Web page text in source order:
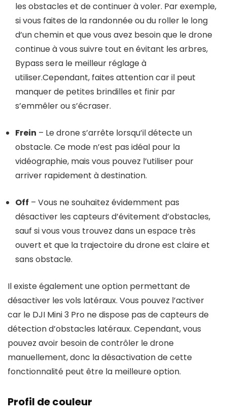
les obstacles et de continuer à voler. Par exemple,
si vous faites de la randonnée ou du roller le long
d’un chemin et que vous avez besoin que le drone
continue à vous suivre tout en évitant les arbres,
Bypass sera le meilleur réglage à
utiliser.Cependant, faites attention car il peut
manquer de petites brindilles et finir par
s’emmêler ou s’écraser.
Frein – Le drone s’arrête lorsqu’il détecte un
obstacle. Ce mode n’est pas idéal pour la
vidéographie, mais vous pouvez l’utiliser pour
arriver rapidement à destination.
Off – Vous ne souhaitez évidemment pas
désactiver les capteurs d’évitement d’obstacles,
sauf si vous vous trouvez dans un espace très
ouvert et que la trajectoire du drone est claire et
sans obstacle.
Il existe également une option permettant de
désactiver les vols latéraux. Vous pouvez l’activer
car le DJI Mini 3 Pro ne dispose pas de capteurs de
détection d’obstacles latéraux. Cependant, vous
pouvez avoir besoin de contrôler le drone
manuellement, donc la désactivation de cette
fonctionnalité peut être la meilleure option.
Profil de couleur